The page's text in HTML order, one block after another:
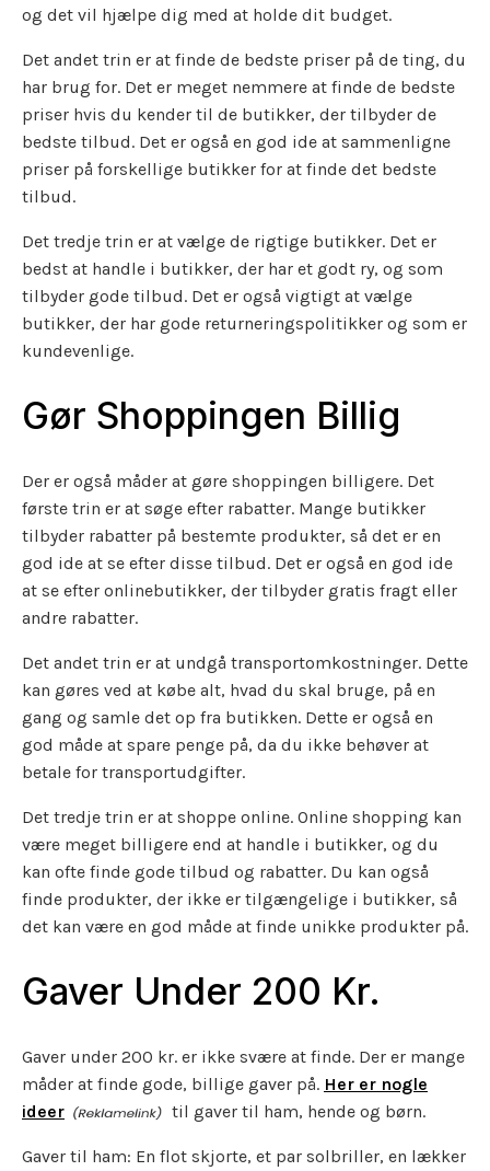
og det vil hjælpe dig med at holde dit budget.
Det andet trin er at finde de bedste priser på de ting, du
har brug for. Det er meget nemmere at finde de bedste
priser hvis du kender til de butikker, der tilbyder de
bedste tilbud. Det er også en god ide at sammenligne
priser på forskellige butikker for at finde det bedste
tilbud.
Det tredje trin er at vælge de rigtige butikker. Det er
bedst at handle i butikker, der har et godt ry, og som
tilbyder gode tilbud. Det er også vigtigt at vælge
butikker, der har gode returneringspolitikker og som er
kundevenlige.
Gør Shoppingen Billig
Der er også måder at gøre shoppingen billigere. Det
første trin er at søge efter rabatter. Mange butikker
tilbyder rabatter på bestemte produkter, så det er en
god ide at se efter disse tilbud. Det er også en god ide
at se efter onlinebutikker, der tilbyder gratis fragt eller
andre rabatter.
Det andet trin er at undgå transportomkostninger. Dette
kan gøres ved at købe alt, hvad du skal bruge, på en
gang og samle det op fra butikken. Dette er også en
god måde at spare penge på, da du ikke behøver at
betale for transportudgifter.
Det tredje trin er at shoppe online. Online shopping kan
være meget billigere end at handle i butikker, og du
kan ofte finde gode tilbud og rabatter. Du kan også
finde produkter, der ikke er tilgængelige i butikker, så
det kan være en god måde at finde unikke produkter på.
Gaver Under 200 Kr.
Gaver under 200 kr. er ikke svære at finde. Der er mange
måder at finde gode, billige gaver på. Her er nogle
ideer
til gaver til ham, hende og børn.
Gaver til ham: En flot skjorte, et par solbriller, en lækker